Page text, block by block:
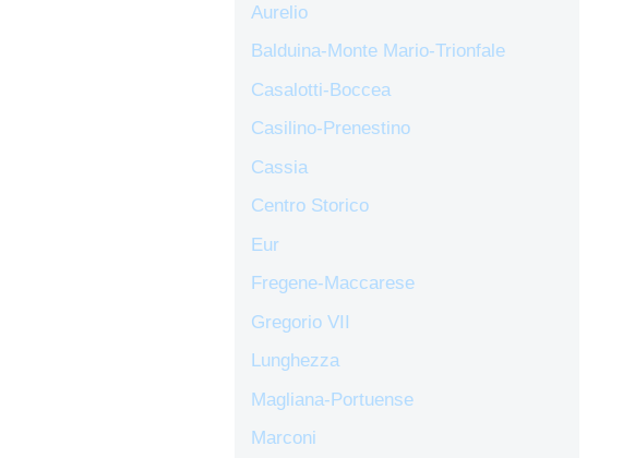
Aurelio
Balduina-Monte Mario-Trionfale
Casalotti-Boccea
Casilino-Prenestino
Cassia
Centro Storico
Eur
Fregene-Maccarese
Gregorio VII
Lunghezza
Magliana-Portuense
Marconi